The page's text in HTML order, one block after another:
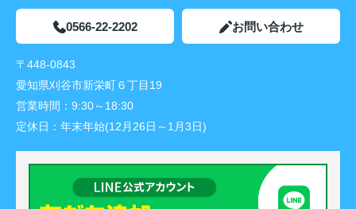
0566-22-2202 お問い合わせ
〒448-0843
愛知県刈谷市新栄町６丁目19
営業時間： 9:30～18:30
定休日： 年末年始(12月26日～1月3日)